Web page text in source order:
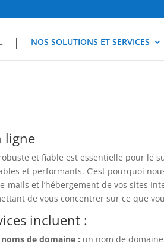
NOS SOLUTIONS ET SERVICES
ligne
et fiable est essentielle pour le
et performants. C’est pourquoi
mails et l’hébergement de vos sites
de vous concentrer sur ce que
incluent :
de domaine : un nom de